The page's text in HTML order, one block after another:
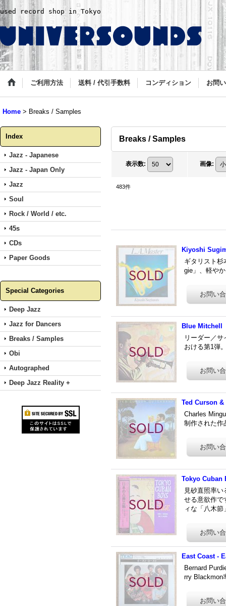
used record shop in Tokyo
ご利用方法 送料 / 代引手数料 コンディション お問
Home > Breaks / Samples
Index
Jazz - Japanese
Jazz - Japan Only
Jazz
Soul
Rock / World / etc.
45s
CDs
Paper Goods
Special Categories
Deep Jazz
Jazz for Dancers
Breaks / Samples
Obi
Autographed
Deep Jazz Reality +
Breaks / Samples
表示数: 画像:
483件
Kiyoshi
ギタリスト
gie」、軽や
Blue Mitchell
リーダー／
おける第1弾
Ted Curson
Charles
制作された
Tokyo Cuban
見砂直照率
せる意欲作で
ィな「八木
East Coast -
Bernard
rry Blackmon